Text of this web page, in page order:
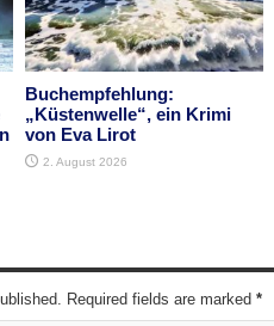
Buchempfehlung:
„Küstenwelle“, ein Krimi
von Eva Lirot
2. August 2026
Required fields are marked *